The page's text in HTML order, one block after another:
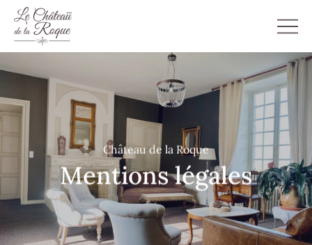
Château de la Roque
Mentions légales